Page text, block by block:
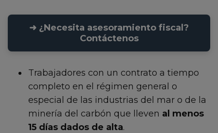
➜ ¿Necesita asesoramiento fiscal?
Contáctenos
Trabajadores con un contrato a tiempo
completo en el régimen general o
especial de las industrias del mar o de la
minería del carbón que lleven al menos
15 días dados de alta.